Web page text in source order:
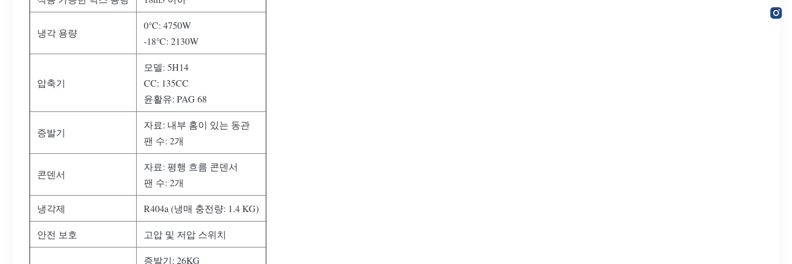
냉각 용량
0℃: 4750W
-18℃: 2130W
압축기
모델: 5H14
CC: 135CC
윤활유: PAG 68
증발기
자료: 내부 홈이 있는 동관
팬 수: 2개
콘덴서
자료: 평행 흐름 콘덴서
팬 수: 2개
냉각제 R404a (냉매 충전량: 1.4 KG)
안전 보호 고압 및 저압 스위치
증발기: 26KG